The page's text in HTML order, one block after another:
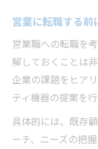
営業に転職する
営業職への転職を
解しておくことは
企業の課題をヒア
ティ機器の提案を
具体的には、既存
ーチ、ニーズの把